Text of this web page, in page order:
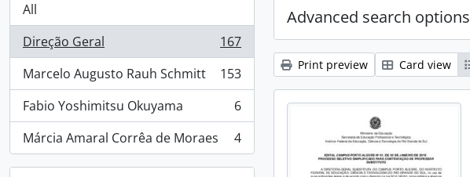
All
Direção Geral
, 167 results
167
Marcelo Augusto Rauh Schmitt
, 153 results
153
Fabio Yoshimitsu Okuyama
, 6 results
6
Márcia Amaral Corrêa de Moraes
, 4 results 4
Advanced search options
Print preview Card view